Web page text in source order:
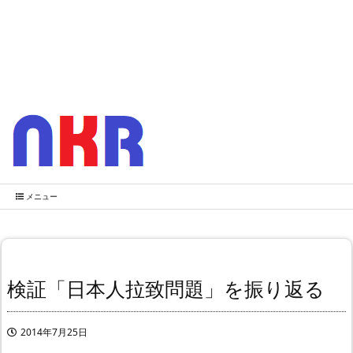
メニュー
検証「日本人拉致問題」を振り返る
2014年7月25日